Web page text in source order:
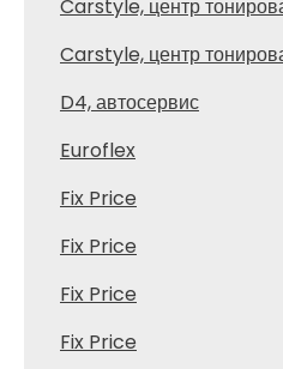
Carstyle, центр
Carstyle, центр
D4, автосервис
Euroflex
Fix Price
Fix Price
Fix Price
Fix Price